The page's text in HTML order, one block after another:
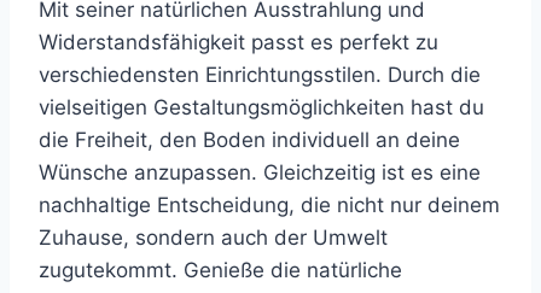
Mit seiner natürlichen Ausstrahlung und
Widerstandsfähigkeit passt es perfekt zu
verschiedensten Einrichtungsstilen. Durch die
vielseitigen Gestaltungsmöglichkeiten hast du
die Freiheit, den Boden individuell an deine
Wünsche anzupassen. Gleichzeitig ist es eine
nachhaltige Entscheidung, die nicht nur deinem
Zuhause, sondern auch der Umwelt
zugutekommt. Genieße die natürliche